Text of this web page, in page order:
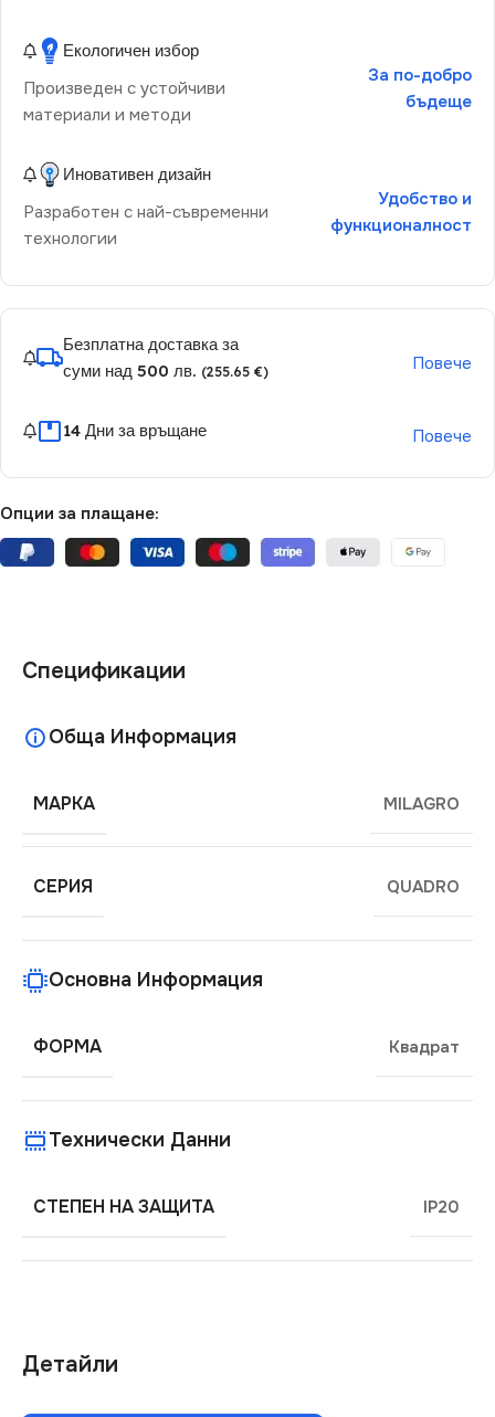
Екологичен избор
Произведен с устойчиви
материали и методи
За по-добро
бъдеще
Иновативен дизайн
Разработен с най-съвременни
технологии
Удобство и
функционалност
Безплатна доставка за
суми над 500 лв. (255.65 €) Повече
14 Дни за връщане Повече
Опции за плащане:
Детайли
Спецификации
Обща Информация
МАРКА MILAGRO
СЕРИЯ QUADRO
Основна Информация
ФОРМА Квадрат
Технически Данни
СТЕПЕН НА ЗАЩИТА IP20